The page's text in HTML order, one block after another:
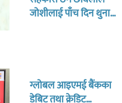
जोशीलाई पाँच दिन थुनामा
ग्लोबल आइएमई बैंकका
डेबिट तथा क्रेडिट